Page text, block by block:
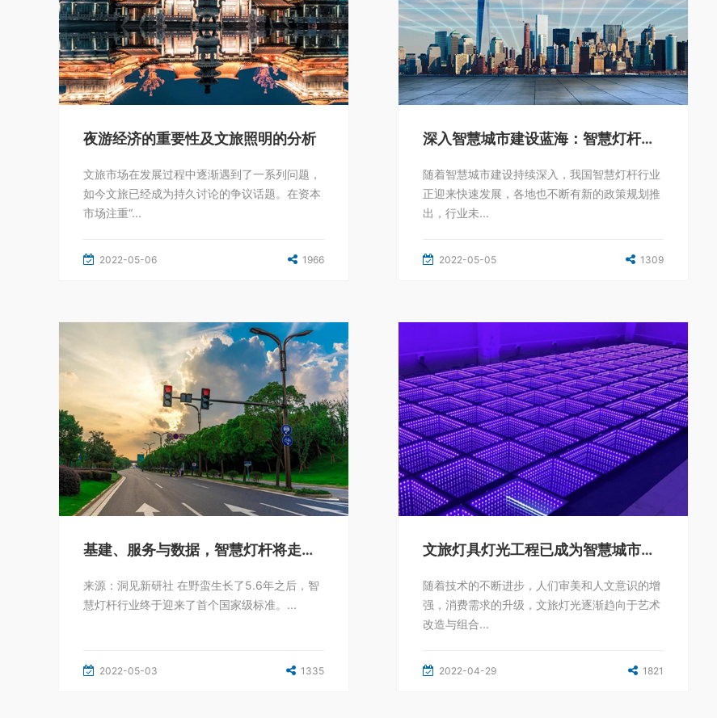
夜游经济的重要性及文旅照明的分析
文旅市场在发展过程中逐渐遇到了一系列问题，
如今文旅已经成为持久讨论的争议话题。在资本
市场注重“...
2022-05-06 1966
深入智慧城市建设蓝海：智慧灯杆需求大增
随着智慧城市建设持续深入，我国智慧灯杆行业
正迎来快速发展，各地也不断有新的政策规划推
出，行业未...
2022-05-05 1309
基建、服务与数据，智慧灯杆将走向何方？
来源：洞见新研社 在野蛮生长了5.6年之后，智
慧灯杆行业终于迎来了首个国家级标准。...
2022-05-03 1335
文旅灯具灯光工程已成为智慧城市常态和刚性需求
随着技术的不断进步，人们审美和人文意识的增
强，消费需求的升级，文旅灯光逐渐趋向于艺术
改造与组合...
2022-04-29 1821